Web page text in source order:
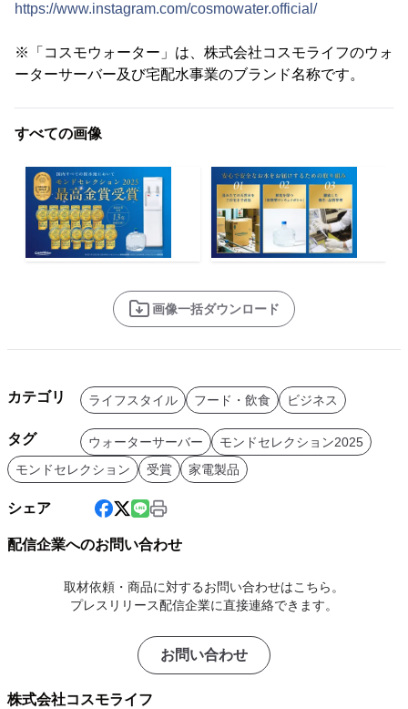
https://www.instagram.com/cosmowater.official/
※「コスモウォーター」は、株式会社コスモライフのウォ
ーターサーバー及び宅配水事業のブランド名称です。
すべての画像
画像一括ダウンロード
カテゴリ ライフスタイル フード・飲食 ビジネス
タグ ウォーターサーバー
モンドセレクション2025
モンドセレクション
受賞 家電製品
シェア
配信企業へのお問い合わせ
取材依頼・商品に対するお問い合わせはこちら。
プレスリリース配信企業に直接連絡できます。
お問い合わせ
株式会社コスモライフ